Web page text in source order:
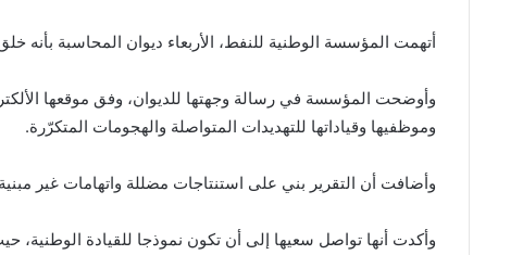
أتهمت المؤسسة الوطنية للنفط، الأربعاء ديوان المحاسبة بأنه
وأوضحت المؤسسة في رسالة وجهتها للديوان، وفق موقعها
وموظفيها وقياداتها للتهديدات المتواصلة والهجومات المتكرّرة.
وأضافت أن التقرير بني على استنتاجات مضللة واتهامات